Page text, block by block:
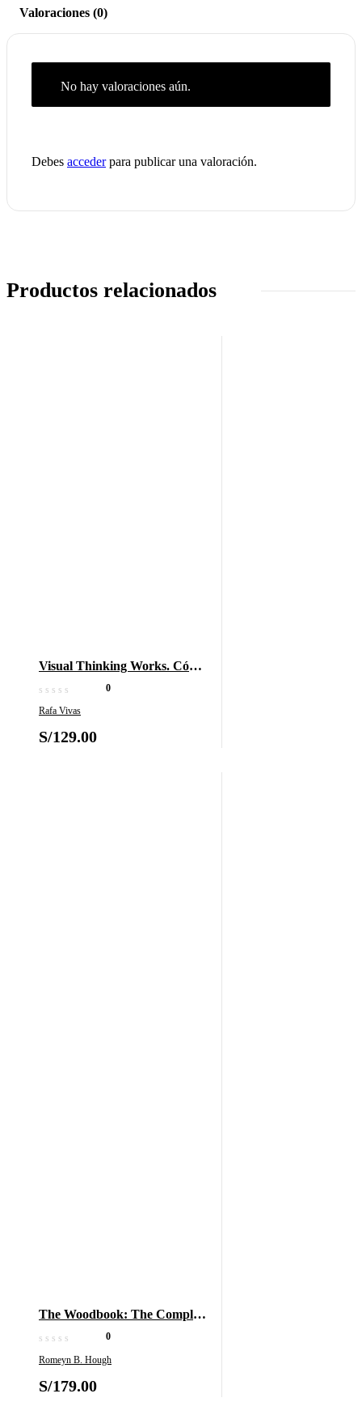
Valoraciones (0)
No hay valoraciones aún.
Debes accederpara publicar una valoración.
Productos relacionados
Visual Thinking Works. Cómo
lograr lo que te propongas con
dibujos
0
Rafa Vivas
S/129.00
The Woodbook: The Complete
Plates
0
Romeyn B. Hough
S/179.00